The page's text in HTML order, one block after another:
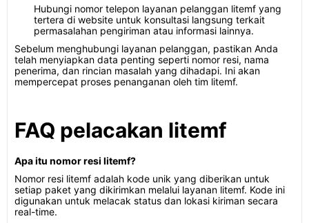
Hubungi nomor telepon layanan pelanggan litemf yang
tertera di website untuk konsultasi langsung terkait
permasalahan pengiriman atau informasi lainnya.
Sebelum menghubungi layanan pelanggan, pastikan Anda
telah menyiapkan data penting seperti nomor resi, nama
penerima, dan rincian masalah yang dihadapi. Ini akan
mempercepat proses penanganan oleh tim litemf.
FAQ pelacakan litemf
Apa itu nomor resi litemf?
Nomor resi litemf adalah kode unik yang diberikan untuk
setiap paket yang dikirimkan melalui layanan litemf. Kode ini
digunakan untuk melacak status dan lokasi kiriman secara
real-time.